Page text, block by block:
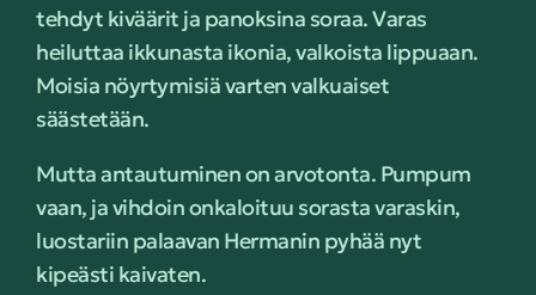
tehdyt kiväärit ja panoksina soraa. Varas
heiluttaa ikkunasta ikonia, valkoista lippuaan.
Moisia nöyrtymisiä varten valkuaiset
säästetään.
Mutta antautuminen on arvotonta. Pumpum
vaan, ja vihdoin onkaloituu sorasta varaskin,
luostariin palaavan Hermanin pyhää nyt
kipeästi kaivaten.